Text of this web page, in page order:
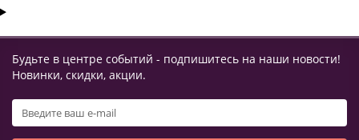
Будьте в центре событий - подпишитесь на наши новости!
Новинки, скидки, акции.